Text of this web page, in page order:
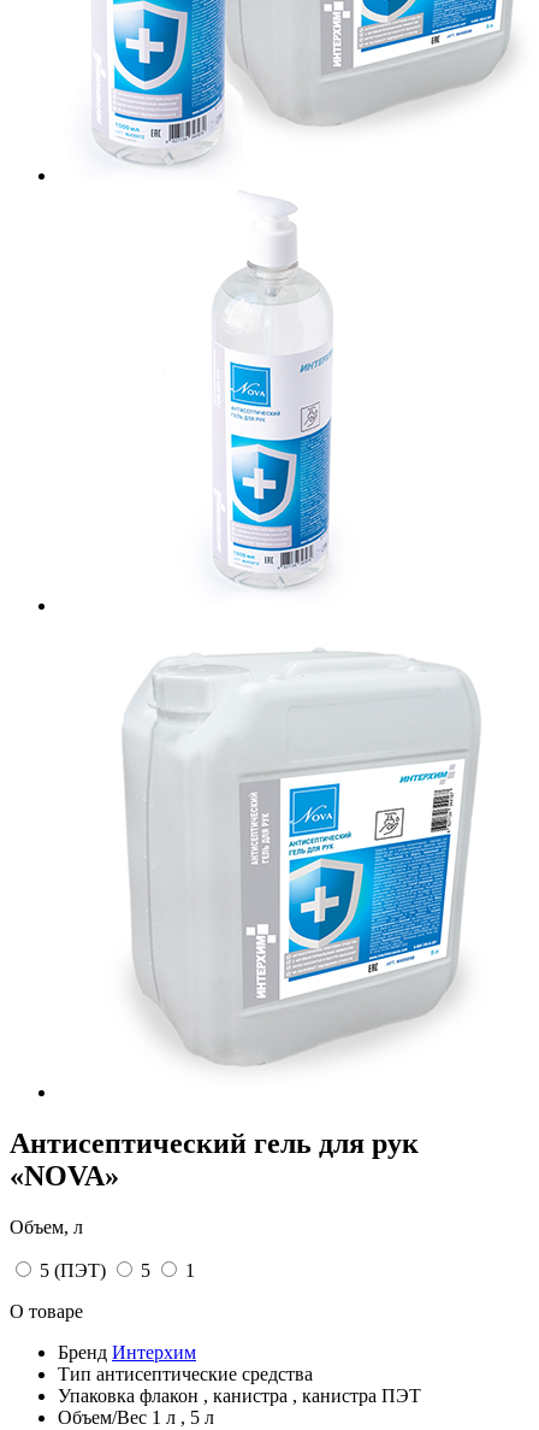
Антисептический гель для рук
«NOVA»
Объем, л
5 (ПЭТ) 5
1
О товаре
Бренд Интерхим
Тип антисептические средства
Упаковка флакон , канистра , канистра ПЭТ
Объем/Вес 1 л , 5 л